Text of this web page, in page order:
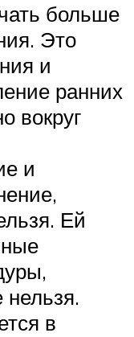
больше
Это
и
ранних
вокруг
и
Ей
нельзя.
в